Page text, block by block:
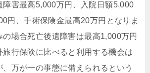
障害最高5,000万円、入院日額5,000
円、手術保険金最高20万円となりま
場合死亡後遺障害は最高1,000万円
旅行保険に比べると利用する機会は
万が一の事態に備えられるという